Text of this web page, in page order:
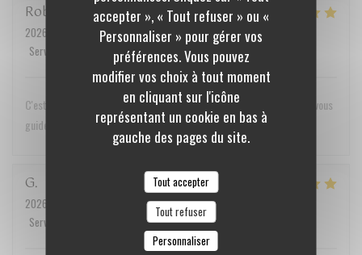
accepter », « Tout refuser » ou «
Personnaliser » pour gérer vos
préférences. Vous pouvez
modifier vos choix à tout moment
en cliquant sur l'icône
représentant un cookie en bas à
gauche des pages du site.
Tout accepter
Tout refuser
Personnaliser
Robert
2026-07-18
- 12:30 - Couverts 2
Service
Ambiance: 5/5 Cuisine:5/5 Qualité / Prix
C'est un voyage des sens que nous recommandons vivement. Laissez vous
guider dans cette merveilleuse aventure! Merci. A bientôt
G
2026-07-07
- 19:30 - Couverts 2
Service
/5 Cuisine:5/5 Qualité / Prix